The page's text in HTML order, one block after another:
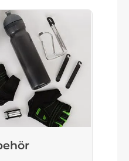
Schalthebel
für kleine